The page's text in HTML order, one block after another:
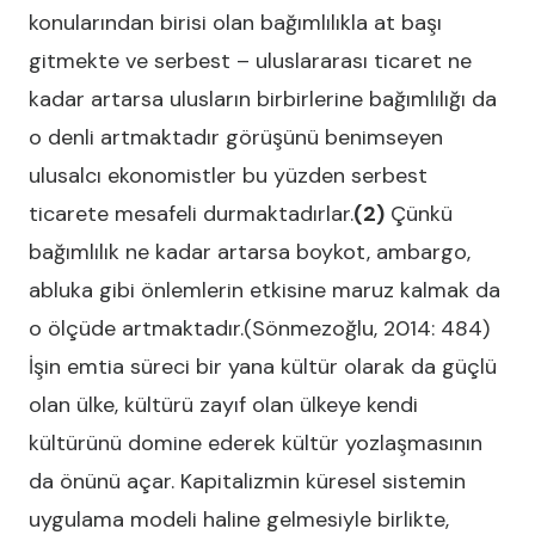
konularından birisi olan bağımlılıkla at başı
gitmekte ve serbest – uluslararası ticaret ne
kadar artarsa ulusların birbirlerine bağımlılığı da
o denli artmaktadır görüşünü benimseyen
ulusalcı ekonomistler bu yüzden serbest
ticarete mesafeli durmaktadırlar.(2) Çünkü
bağımlılık ne kadar artarsa boykot, ambargo,
abluka gibi önlemlerin etkisine maruz kalmak da
o ölçüde artmaktadır.(Sönmezoğlu, 2014: 484)
İşin emtia süreci bir yana kültür olarak da güçlü
olan ülke, kültürü zayıf olan ülkeye kendi
kültürünü domine ederek kültür yozlaşmasının
da önünü açar. Kapitalizmin küresel sistemin
uygulama modeli haline gelmesiyle birlikte,